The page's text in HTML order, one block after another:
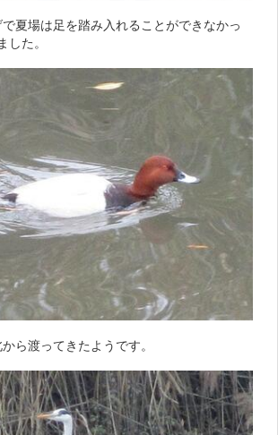
夏場は足を踏み入れることができなかっ
した。
ら渡ってきたようです。